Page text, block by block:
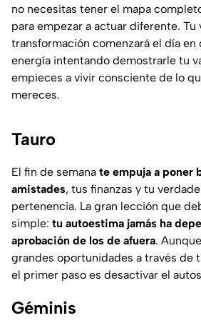
no necesitas tener el mapa
para empezar a actuar diferente. Tu
transformación comenzará el día
energía intentando demostrarle tu
empieces a vivir consciente de lo
mereces.
Tauro
El fin de semana te empuja a poner
amistades, tus finanzas y tu
pertenencia. La gran lección que
simple: tu autoestima jamás ha
aprobación de los de afuera.
grandes oportunidades a través de
el primer paso es desactivar el
Géminis